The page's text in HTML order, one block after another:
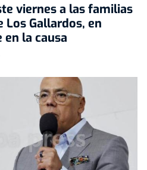
viernes a las familias
Los Gallardos, en
la causa